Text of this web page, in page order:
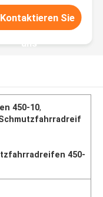
Kontaktieren Sie
uns
450-10,
450-